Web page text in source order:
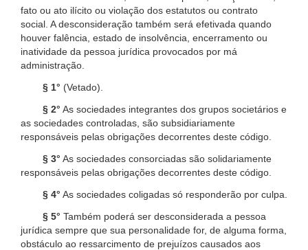
fato ou ato ilícito ou violação dos estatutos ou contrato
social. A desconsideração também será efetivada quando
houver falência, estado de insolvência, encerramento ou
inatividade da pessoa jurídica provocados por má
administração.
§ 1° (Vetado).
§ 2° As sociedades integrantes dos grupos societários e
as sociedades controladas, são subsidiariamente
responsáveis pelas obrigações decorrentes deste código.
§ 3° As sociedades consorciadas são solidariamente
responsáveis pelas obrigações decorrentes deste código.
§ 4° As sociedades coligadas só responderão por culpa.
§ 5° Também poderá ser desconsiderada a pessoa
jurídica sempre que sua personalidade for, de alguma forma,
obstáculo ao ressarcimento de prejuízos causados aos